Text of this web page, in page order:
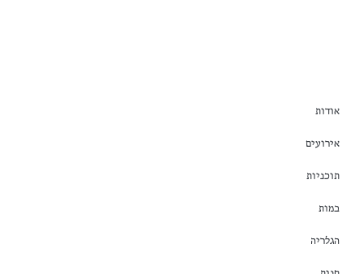
אודות
אירועים
תוכניות
במות
הגלריה